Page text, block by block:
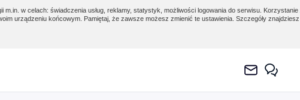
m.in. w celach: świadczenia usług, reklamy, statystyk, możliwości logowania do serwisu.
urządzeniu końcowym. Pamiętaj, że zawsze możesz zmienić te ustawienia. Szczegóły